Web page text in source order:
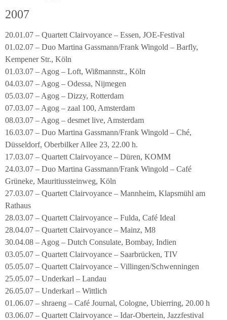
2007
20.01.07 – Quartett Clairvoyance – Essen, JOE-Festival
01.02.07 – Duo Martina Gassmann/Frank Wingold – Barfly,
Kempener Str., Köln
01.03.07 – Agog – Loft, Wißmannstr., Köln
04.03.07 – Agog – Odessa, Nijmegen
05.03.07 – Agog – Dizzy, Rotterdam
07.03.07 – Agog – zaal 100, Amsterdam
08.03.07 – Agog – desmet live, Amsterdam
16.03.07 – Duo Martina Gassmann/Frank Wingold – Ché,
Düsseldorf, Oberbilker Allee 23, 22.00 h.
17.03.07 – Quartett Clairvoyance – Düren, KOMM
24.03.07 – Duo Martina Gassmann/Frank Wingold – Café
Grüneke, Mauritiussteinweg, Köln
27.03.07 – Quartett Clairvoyance – Mannheim, Klapsmühl am
Rathaus
28.03.07 – Quartett Clairvoyance – Fulda, Café Ideal
28.04.07 – Quartett Clairvoyance – Mainz, M8
30.04.08 – Agog – Dutch Consulate, Bombay, Indien
03.05.07 – Quartett Clairvoyance – Saarbrücken, TIV
05.05.07 – Quartett Clairvoyance – Villingen/Schwenningen
25.05.07 – Underkarl – Landau
26.05.07 – Underkarl – Wittlich
01.06.07 – shraeng – Café Journal, Cologne, Ubierring, 20.00 h
03.06.07 – Quartett Clairvoyance – Idar-Obertein, Jazzfestival